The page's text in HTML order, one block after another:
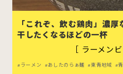
「これぞ、飲む鶏肉」濃
干したくなるほどの一杯
［ ラーメン
ラーメン あしたのらぁ麺 東青地域